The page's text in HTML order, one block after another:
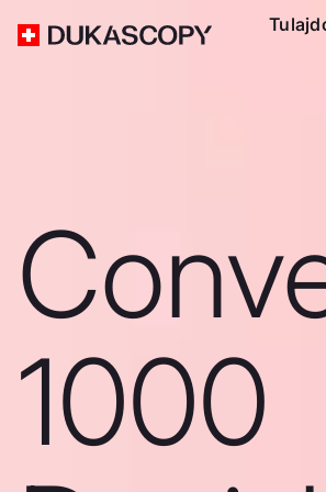
1000